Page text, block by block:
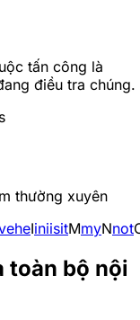
tấn công là
điều tra chúng.
thường xuyên
heIiniisitMmyNnot
toàn bộ nội